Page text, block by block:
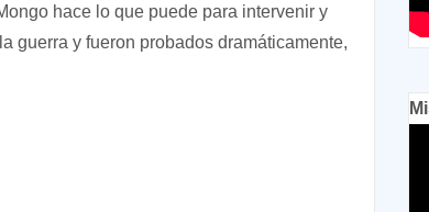
hace lo que puede para intervenir y
guerra y fueron probados dramáticamente,